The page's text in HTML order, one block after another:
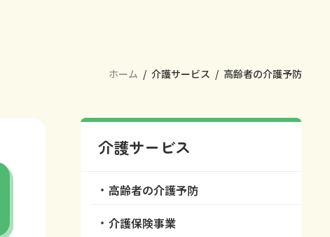
ホーム 介護サービス 高齢者の介護予防
介護サービス
高齢者の介護予防
介護保険事業